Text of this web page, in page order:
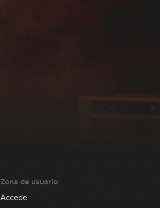
Zona de usuario
Accede